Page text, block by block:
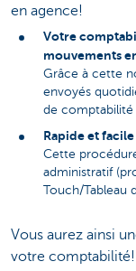
en agence!
Votre
mouvements
Grâce à cette
envoyés
de comptabilité
Rapide et facile
Cette
administratif
Touch/Tableau
Vous aurez ainsi
votre comptabilité!